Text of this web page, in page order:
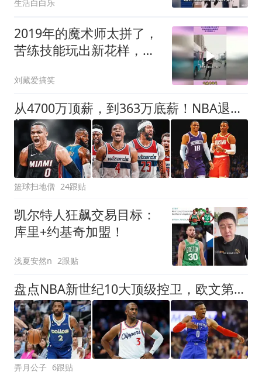
生活白白乐
2019年的魔术师太拼了，
苦练技能玩出新花样，实
刘藏爱搞笑
从4700万顶薪，到363万底薪！NBA退步最快球星，你确实该退役了
篮球扫地僧 24跟贴
凯尔特人狂飙交易目标：
库里+约基奇加盟！
浅夏安然n 2跟贴
盘点NBA新世纪10大顶级控卫，欧文第7，威少力压保罗基德，第1无悬念
弄月公子 6跟贴